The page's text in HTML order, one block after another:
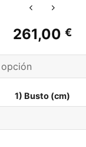
261,00 €
1) Busto (cm)